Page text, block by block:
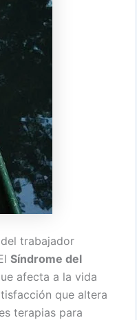
trabajador
Síndrome del
afecta a la vida
que altera
terapias para